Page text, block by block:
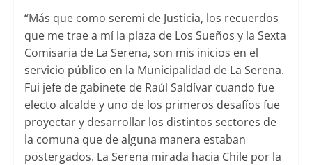
“Más que como seremi de Justicia, los recuerdos
que me trae a mí la plaza de Los Sueños y la Sexta
Comisaria de La Serena, son mis inicios en el
servicio público en la Municipalidad de La Serena.
Fui jefe de gabinete de Raúl Saldívar cuando fue
electo alcalde y uno de los primeros desafíos fue
proyectar y desarrollar los distintos sectores de
la comuna que de alguna manera estaban
postergados. La Serena mirada hacia Chile por la